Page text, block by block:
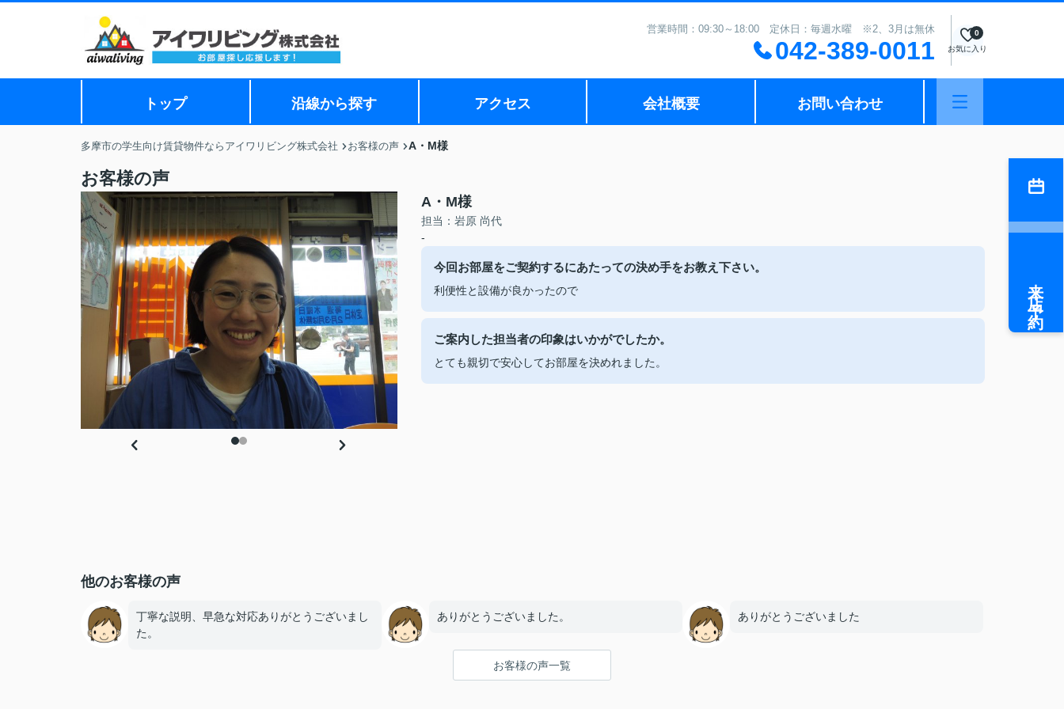
営業時間：09:30～18:00 定休日：毎週水曜 ※2、3月は無休
042-389-0011 お気に入り
0
トップ 沿線から探す アクセス 会社概要 お問い合わせ
多摩市の学生向け賃貸物件ならアイワリビング株式会社 お客様の声 A・M様
お客様の声
A・M様
担当：岩原 尚代
-
今回お部屋をご契約するにあたっての決め手をお教え下さい。
利便性と設備が良かったので
ご案内した担当者の印象はいかがでしたか。
とても親切で安心してお部屋を決めれました。
他のお客様の声
丁寧な説明、早急な対応ありがとうございまし
た。
ありがとうございました。 ありがとうございました
お客様の声一覧
来店予約